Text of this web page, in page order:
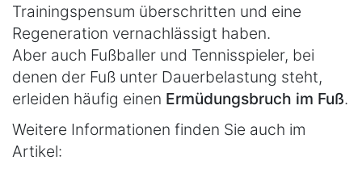
Trainingspensum überschritten und eine
Regeneration vernachlässigt haben.
Aber auch Fußballer und Tennisspieler, bei
denen der Fuß unter Dauerbelastung steht,
erleiden häufig einen Ermüdungsbruch im Fuß.
Weitere Informationen finden Sie auch im
Artikel: